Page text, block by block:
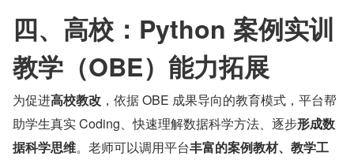
四、高校：Python 案例实训
教学（OBE）能力拓展
为促进高校教改 ，依据 OBE 成果导向的教育模式，平台帮
助学生真实 Coding、快速理解数据科学方法、逐步形成数
据科学思维。老师可以调用平台丰富的案例教材、教学工